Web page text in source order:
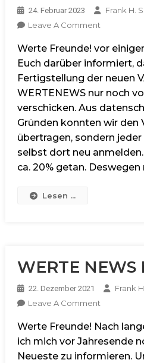
24. Februar 2023 Frank H.
Leave A CommentOn
Nur
Noch
Der
VALUES
ACADEMY
Werte Freunde! vor
Euch darüber informiert,
Fertigstellung der neuen
WERTENEWS nur noch
verschicken. Aus
Gründen konnten wir den
übertragen, sondern
selbst dort neu
ca. 20% getan.
Lesen ...
WERTE NEWS
22. Dezember 2021 Frank
Leave A Comment
NEWS
Nr.
Werte Freunde! Nach
ich mich vor Jahresende
Neueste zu informieren.